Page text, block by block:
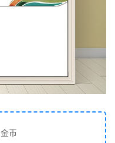
金币